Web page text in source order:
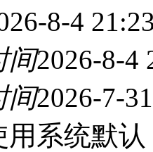
8-4
间2026-8-4
间2026-7-
用系统默认